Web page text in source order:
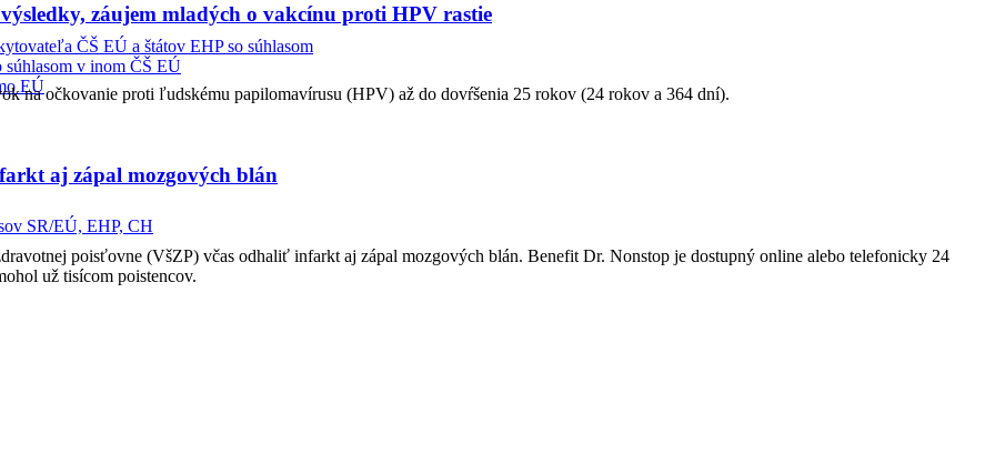
ČŠ EÚ a štátov EHP so súhlasom
súhlasom v inom ČŠ EÚ
EÚ
SR/EÚ, EHP, CH
záujem mladých o vakcínu proti HPV rastie
na očkovanie proti ľudskému papilomavírusu (HPV) až do dovŕšenia 25 rokov (24 rokov a 364 dní).
aj zápal mozgových blán
poisťovne (VšZP) včas odhaliť infarkt aj zápal mozgových blán. Benefit Dr. Nonstop je dostupný online alebo telefonicky 24
už tisícom poistencov.